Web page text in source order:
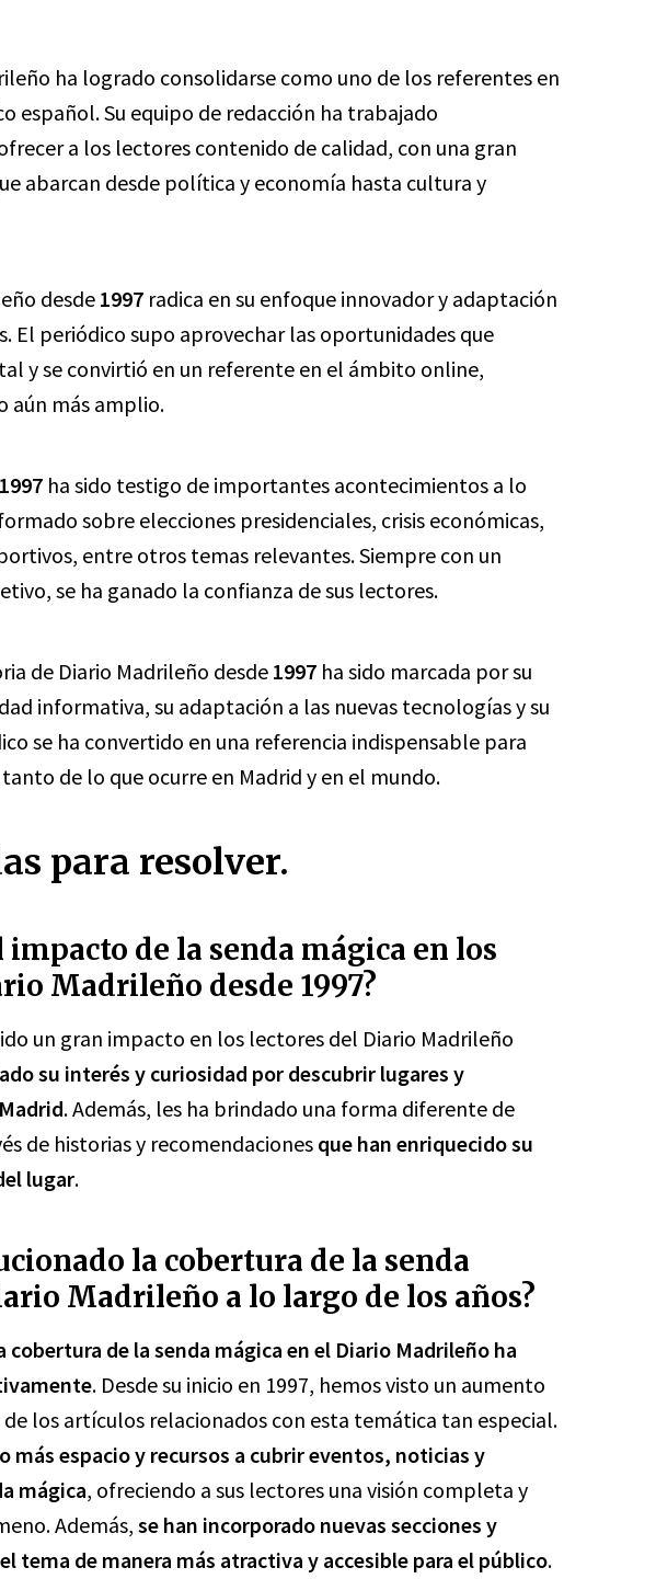
ha logrado consolidarse como uno de los referentes en
español. Su equipo de redacción ha trabajado
a los lectores contenido de calidad, con una gran
abarcan desde política y economía hasta cultura y
desde 1997 radica en su enfoque innovador y adaptación
El periódico supo aprovechar las oportunidades que
y se convirtió en un referente en el ámbito online,
aún más amplio.
1997 ha sido testigo de importantes acontecimientos a lo
sobre elecciones presidenciales, crisis económicas,
entre otros temas relevantes. Siempre con un
se ha ganado la confianza de sus lectores.
de Diario Madrileño desde 1997 ha sido marcada por su
informativa, su adaptación a las nuevas tecnologías y su
se ha convertido en una referencia indispensable para
de lo que ocurre en Madrid y en el mundo.
para resolver.
impacto de la senda mágica en los
Madrileño desde 1997?
un gran impacto en los lectores del Diario Madrileño
su interés y curiosidad por descubrir lugares y
. Además, les ha brindado una forma diferente de
de historias y recomendaciones que han enriquecido su
lugar.
la cobertura de la senda
Madrileño a lo largo de los años?
cobertura de la senda mágica en el Diario Madrileño ha
. Desde su inicio en 1997, hemos visto un aumento
los artículos relacionados con esta temática tan especial.
más espacio y recursos a cubrir eventos, noticias y
mágica, ofreciendo a sus lectores una visión completa y
Además, se han incorporado nuevas secciones y
tema de manera más atractiva y accesible para el público.